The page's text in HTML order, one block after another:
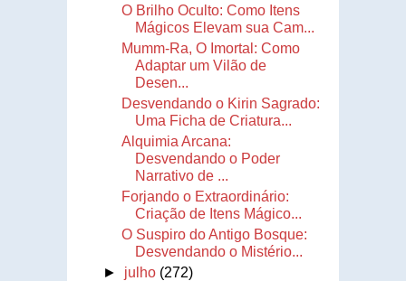
O Brilho Oculto: Como Itens
Mágicos Elevam sua Cam...
Mumm-Ra, O Imortal: Como
Adaptar um Vilão de
Desen...
Desvendando o Kirin Sagrado:
Uma Ficha de Criatura...
Alquimia Arcana:
Desvendando o Poder
Narrativo de ...
Forjando o Extraordinário:
Criação de Itens Mágico...
O Suspiro do Antigo Bosque:
Desvendando o Mistério...
► julho (272)